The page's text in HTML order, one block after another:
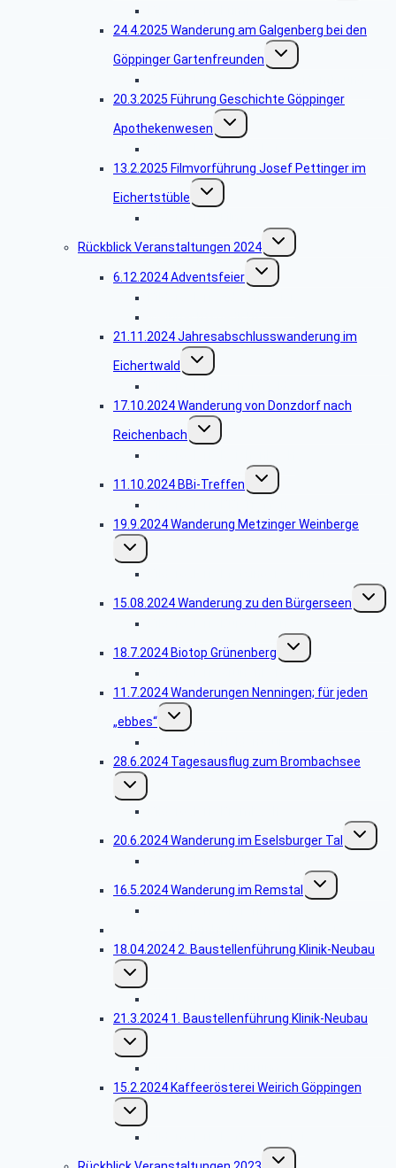
24.4.2025 Wanderung am Galgenberg bei den
Göppinger Gartenfreunden
Untermenü
umschalten
20.3.2025 Führung Geschichte Göppinger
Apothekenwesen
Untermenü
umschalten
13.2.2025 Filmvorführung Josef Pettinger im
Eichertstüble
Untermenü
umschalten
Rückblick Veranstaltungen 2024
Untermenü
umschalten
6.12.2024 Adventsfeier
Untermenü
umschalten
21.11.2024 Jahresabschlusswanderung im
Eichertwald
Untermenü
umschalten
17.10.2024 Wanderung von Donzdorf nach
Reichenbach
Untermenü
umschalten
11.10.2024 BBi-Treffen
Untermenü
umschalten
19.9.2024 Wanderung Metzinger Weinberge
Untermenü
umschalten
15.08.2024 Wanderung zu den Bürgerseen
18.7.2024 Biotop Grünenberg
Untermenü
umschalten
11.7.2024 Wanderungen Nenningen; für jeden
„ebbes“
Untermenü
umschalten
28.6.2024 Tagesausflug zum Brombachsee
Untermenü
umschalten
20.6.2024 Wanderung im Eselsburger Tal
16.5.2024 Wanderung im Remstal
Untermenü
umschalten
18.04.2024 2. Baustellenführung Klinik-Neubau
Untermenü
umschalten
21.3.2024 1. Baustellenführung Klinik-Neubau
Untermenü
umschalten
15.2.2024 Kaffeerösterei Weirich Göppingen
Untermenü
umschalten
Untermenü